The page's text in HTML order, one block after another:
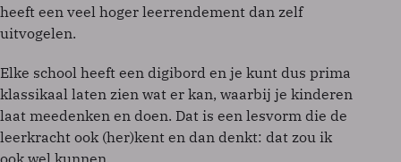
heeft een veel hoger leerrendement dan zelf
uitvogelen.
Elke school heeft een digibord en je kunt dus prima
klassikaal laten zien wat er kan, waarbij je kinderen
laat meedenken en doen. Dat is een lesvorm die de
leerkracht ook (her)kent en dan denkt: dat zou ik
ook wel kunnen.